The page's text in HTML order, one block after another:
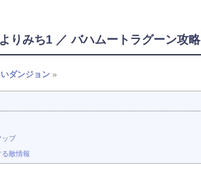
りみち1 ／ バハムートラグーン攻略
ダンジョン »
ップ
敵情報